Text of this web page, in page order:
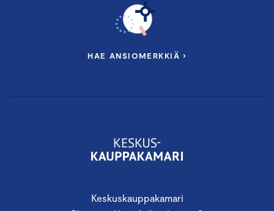
Keskuskauppakamari
HAE ANSIOMERKKIÄ ›